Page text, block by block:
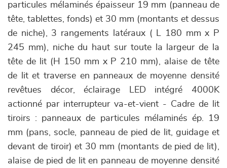
particules mélaminés épaisseur 19 mm (panneau de
tête, tablettes, fonds) et 30 mm (montants et dessus
de niche), 3 rangements latéraux ( L 180 mm x P
245 mm), niche du haut sur toute la largeur de la
tête de lit (H 150 mm x P 210 mm), alaise de tête
de lit et traverse en panneaux de moyenne densité
revêtues décor, éclairage LED intégré 4000K
actionné par interrupteur va-et-vient - Cadre de lit
tiroirs : panneaux de particules mélaminés ép. 19
mm (pans, socle, panneau de pied de lit, guidage et
devant de tiroir) et 30 mm (montants de pied de lit),
alaise de pied de lit en panneau de moyenne densité